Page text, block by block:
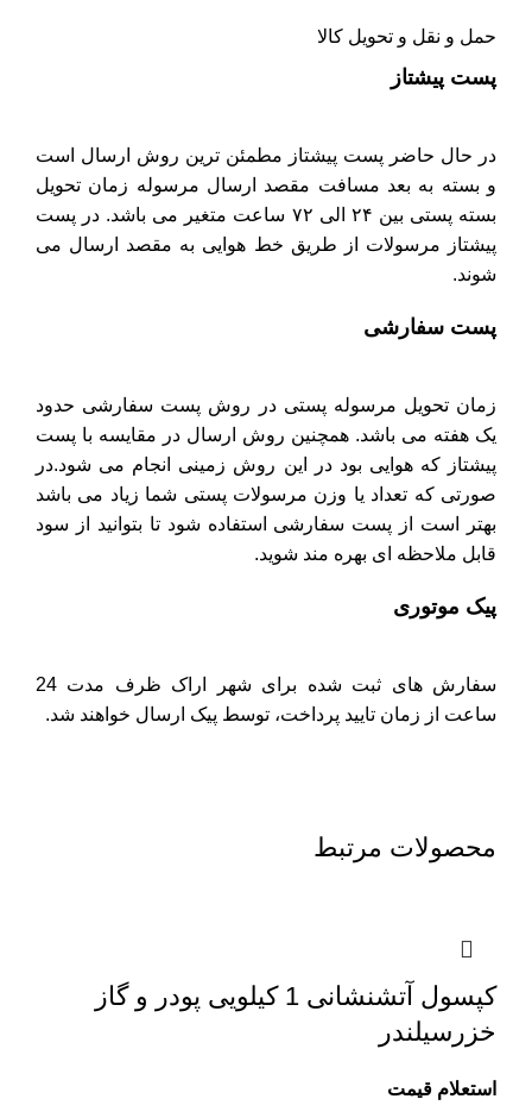
حمل و نقل و تحویل کالا
پست پیشتاز
در حال حاضر پست پیشتاز مطمئن ترین روش ارسال است
و بسته به بعد مسافت مقصد ارسال مرسوله زمان تحویل
بسته پستی بین ۲۴ الی ۷۲ ساعت متغیر می باشد. در پست
پیشتاز مرسولات از طریق خط هوایی به مقصد ارسال می
شوند.
پست سفارشی
زمان تحویل مرسوله پستی در روش پست سفارشی حدود
یک هفته می باشد. همچنین روش ارسال در مقایسه با پست
پیشتاز که هوایی بود در این روش زمینی انجام می شود.در
صورتی که تعداد یا وزن مرسولات پستی شما زیاد می باشد
بهتر است از پست سفارشی استفاده شود تا بتوانید از سود
قابل ملاحظه ای بهره مند شوید.
پیک موتوری
سفارش های ثبت شده برای شهر اراک ظرف مدت 24
ساعت از زمان تایید پرداخت، توسط پیک ارسال خواهند شد.
محصولات مرتبط
کپسول آتشنشانی 1 کیلویی پودر و گاز
خزرسیلندر
استعلام قیمت